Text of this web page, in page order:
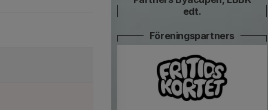
edt.
Föreningspartners